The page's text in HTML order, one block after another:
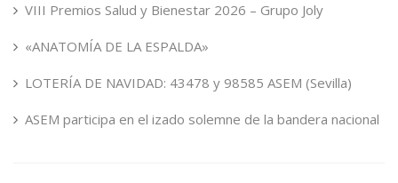
VIII Premios Salud y Bienestar 2026 – Grupo Joly
«ANATOMÍA DE LA ESPALDA»
LOTERÍA DE NAVIDAD: 43478 y 98585 ASEM (Sevilla)
ASEM participa en el izado solemne de la bandera nacional